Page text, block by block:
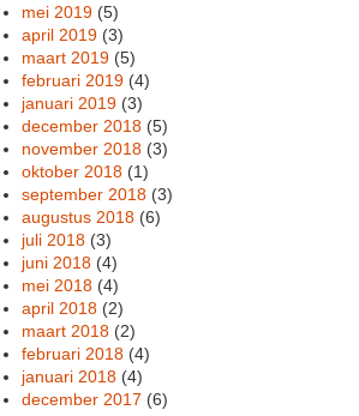
mei 2019 (5)
april 2019 (3)
maart 2019 (5)
februari 2019 (4)
januari 2019 (3)
december 2018 (5)
november 2018 (3)
oktober 2018 (1)
september 2018 (3)
augustus 2018 (6)
juli 2018 (3)
juni 2018 (4)
mei 2018 (4)
april 2018 (2)
maart 2018 (2)
februari 2018 (4)
januari 2018 (4)
december 2017 (6)